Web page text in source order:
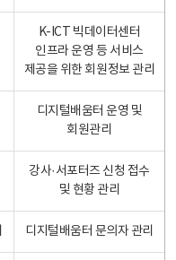
K-ICT 빅데이터센터
인프라 운영 등 서비스
제공을 위한 회원정보 관리
디지털배움터 운영 및
회원관리
강사·서포터즈 신청 접수
및 현황 관리
디지털배움터 문의자 관리